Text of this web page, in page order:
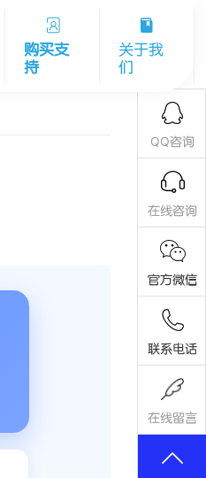
购买支
持
关于我
们
QQ咨询
在线咨询
官方微信
联系电话
在线留言